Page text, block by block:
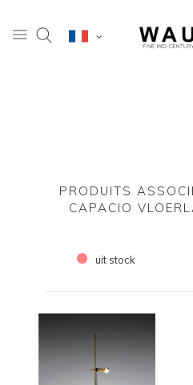
PRODUITS
CAPACIO
uit stock